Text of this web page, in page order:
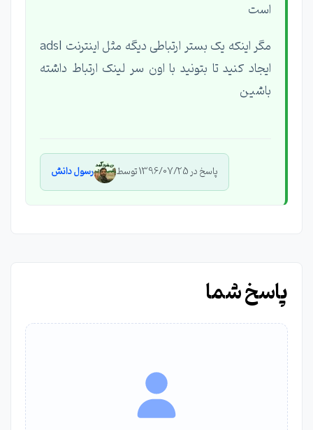
است
مگر اینکه یک بستر ارتباطی دیگه مثل اینترنت adsl
ایجاد کنید تا بتونید با اون سر لینک ارتباط داشته
باشین
پاسخ در 1396/07/25 توسط رسول دانش
پاسخ شما